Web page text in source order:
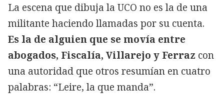
La escena que dibuja la UCO no es la de una
militante haciendo llamadas por su cuenta.
Es la de alguien que se movía entre
abogados, Fiscalía, Villarejo y Ferraz con
una autoridad que otros resumían en cuatro
palabras: “Leire, la que manda”.